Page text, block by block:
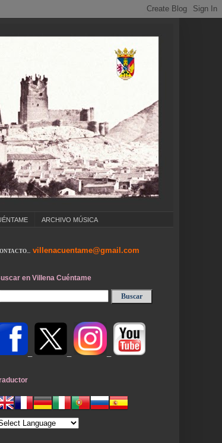
ARCHIVO MÚSICA
... CARNAVAL ... FERIA
villenacuentame@gmail.com
en Villena Cuéntame